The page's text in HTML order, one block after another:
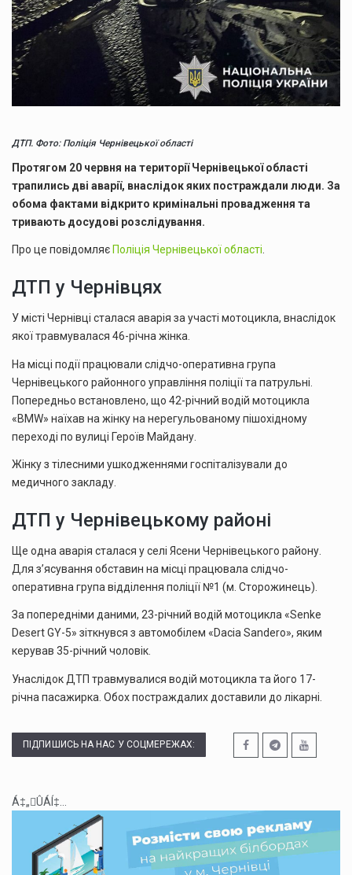
ДТП. Фото: Поліція Чернівецької області
Протягом 20 червня на території Чернівецької області
трапились дві аварії, внаслідок яких постраждали люди. За
обома фактами відкрито кримінальні провадження та
тривають досудові розслідування.
Про це повідомляє Поліція Чернівецької області.
ДТП у Чернівцях
У місті Чернівці сталася аварія за участі мотоцикла, внаслідок
якої травмувалася 46-річна жінка.
На місці події працювали слідчо-оперативна група
Чернівецького районного управління поліції та патрульні.
Попередньо встановлено, що 42-річний водій мотоцикла
«BMW» наїхав на жінку на нерегульованому пішохідному
переході по вулиці Героїв Майдану.
Жінку з тілесними ушкодженнями госпіталізували до
медичного закладу.
ДТП у Чернівецькому районі
Ще одна аварія сталася у селі Ясени Чернівецького району.
Для з’ясування обставин на місці працювала слідчо-
оперативна група відділення поліції №1 (м. Сторожинець).
За попередніми даними, 23-річний водій мотоцикла «Senke
Desert GY-5» зіткнувся з автомобілем «Dacia Sandero», яким
керував 35-річний чоловік.
Унаслідок ДТП травмувалися водій мотоцикла та його 17-
річна пасажирка. Обох постраждалих доставили до лікарні.
ПІДПИШИСЬ НА НАС У СОЦМЕРЕЖАХ:
Á‡„ÛÁÍ‡...